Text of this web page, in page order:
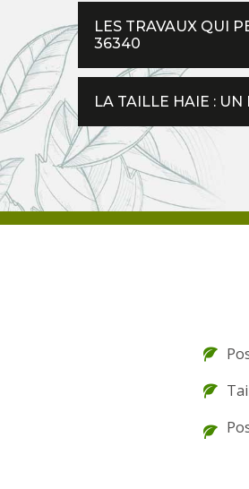
LES TRAVAUX QUI
36340
LA TAILLE HAIE :